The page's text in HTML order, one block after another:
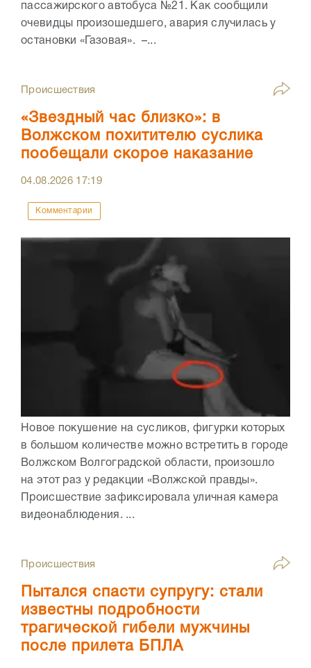
пассажирского автобуса №21. Как сообщили
очевидцы произошедшего, авария случилась у
остановки «Газовая». –...
Происшествия
«Звездный час близко»: в
Волжском похитителю суслика
пообещали скорое наказание
04.08.2026 17:19
Комментарии
Новое покушение на сусликов, фигурки которых
в большом количестве можно встретить в городе
Волжском Волгоградской области, произошло
на этот раз у редакции «Волжской правды».
Происшествие зафиксировала уличная камера
видеонаблюдения. ...
Происшествия
Пытался спасти супругу: стали
известны подробности
трагической гибели мужчины
после прилета БПЛА